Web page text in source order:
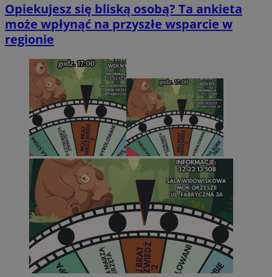
Opiekujesz się bliską osobą? Ta ankieta
może wpłynąć na przyszłe wsparcie w
regionie